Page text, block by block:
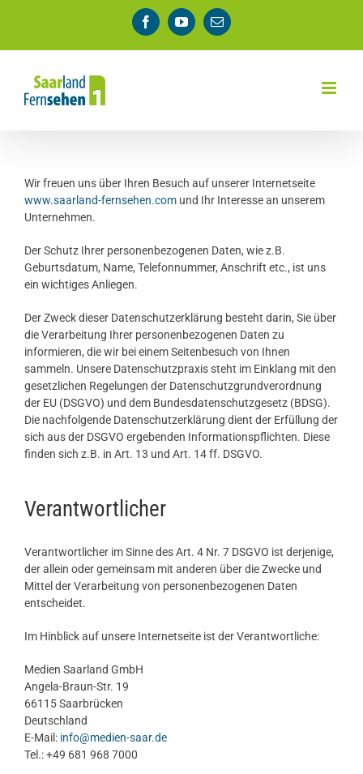
springen
FacebookYouTube
E-
Mail
Wir freuen uns über Ihren Besuch auf unserer Internetseite
www.saarland-fernsehen.com und Ihr Interesse an unserem
Unternehmen.
Der Schutz Ihrer personenbezogenen Daten, wie z.B.
Geburtsdatum, Name, Telefonnummer, Anschrift etc., ist uns
ein wichtiges Anliegen.
Der Zweck dieser Datenschutzerklärung besteht darin, Sie über
die Verarbeitung Ihrer personenbezogenen Daten zu
informieren, die wir bei einem Seitenbesuch von Ihnen
sammeln. Unsere Datenschutzpraxis steht im Einklang mit den
gesetzlichen Regelungen der Datenschutzgrundverordnung
der EU (DSGVO) und dem Bundesdatenschutzgesetz (BDSG).
Die nachfolgende Datenschutzerklärung dient der Erfüllung der
sich aus der DSGVO ergebenden Informationspflichten. Diese
finden sich z.B. in Art. 13 und Art. 14 ff. DSGVO.
Verantwortlicher
Verantwortlicher im Sinne des Art. 4 Nr. 7 DSGVO ist derjenige,
der allein oder gemeinsam mit anderen über die Zwecke und
Mittel der Verarbeitung von personenbezogenen Daten
entscheidet.
Im Hinblick auf unsere Internetseite ist der Verantwortliche:
Medien Saarland GmbH
Angela-Braun-Str. 19
66115 Saarbrücken
Deutschland
E-Mail: info@medien-saar.de
Tel.: +49 681 968 7000